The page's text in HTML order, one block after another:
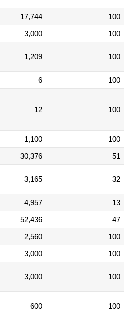
17,744 100
3,000 100
1,209 100
6 100
12 100
1,100 100
30,376 51
3,165 32
4,957 13
52,436 47
2,560 100
3,000 100
3,000 100
600 100